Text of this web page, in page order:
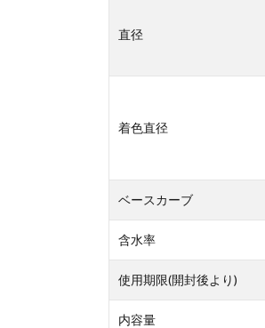
直径
着色直径
ベースカーブ
含水率
使用期限(開封後より)
内容量